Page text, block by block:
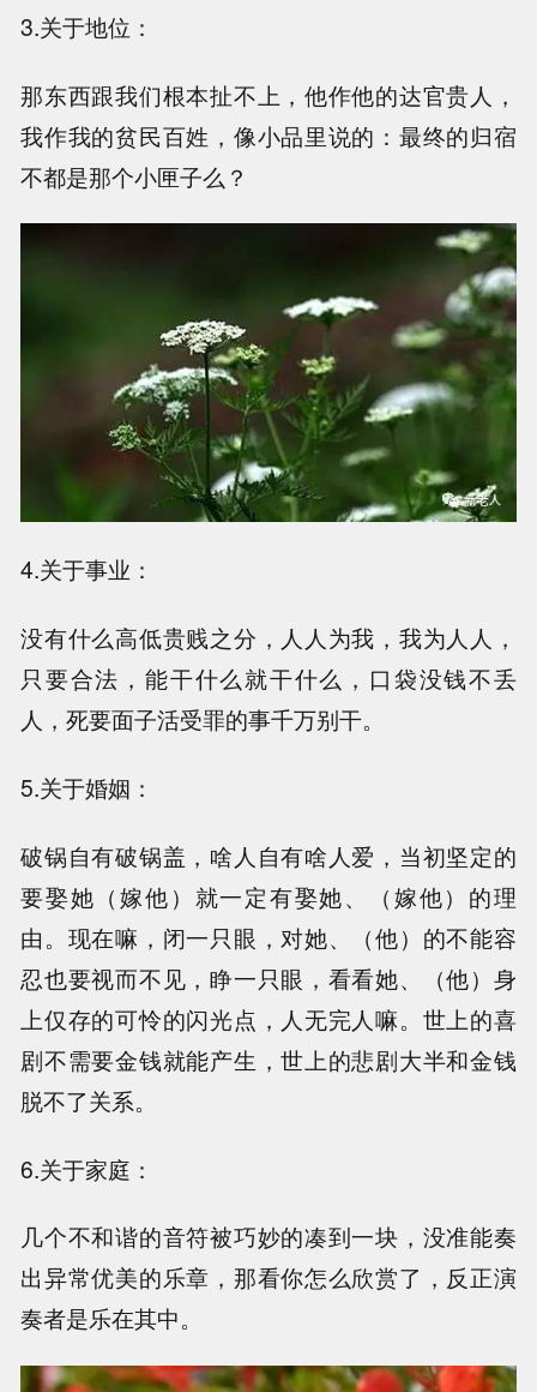
3.关于地位：
那东西跟我们根本扯不上，他作他的达官贵人，
我作我的贫民百姓，像小品里说的：最终的归宿
不都是那个小匣子么？
4.关于事业：
没有什么高低贵贱之分，人人为我，我为人人，
只要合法，能干什么就干什么，口袋没钱不丢
人，死要面子活受罪的事千万别干。
5.关于婚姻：
破锅自有破锅盖，啥人自有啥人爱，当初坚定的
要娶她（嫁他）就一定有娶她、（嫁他）的理
由。现在嘛，闭一只眼，对她、（他）的不能容
忍也要视而不见，睁一只眼，看看她、（他）身
上仅存的可怜的闪光点，人无完人嘛。世上的喜
剧不需要金钱就能产生，世上的悲剧大半和金钱
脱不了关系。
6.关于家庭：
几个不和谐的音符被巧妙的凑到一块，没准能奏
出异常优美的乐章，那看你怎么欣赏了，反正演
奏者是乐在其中。